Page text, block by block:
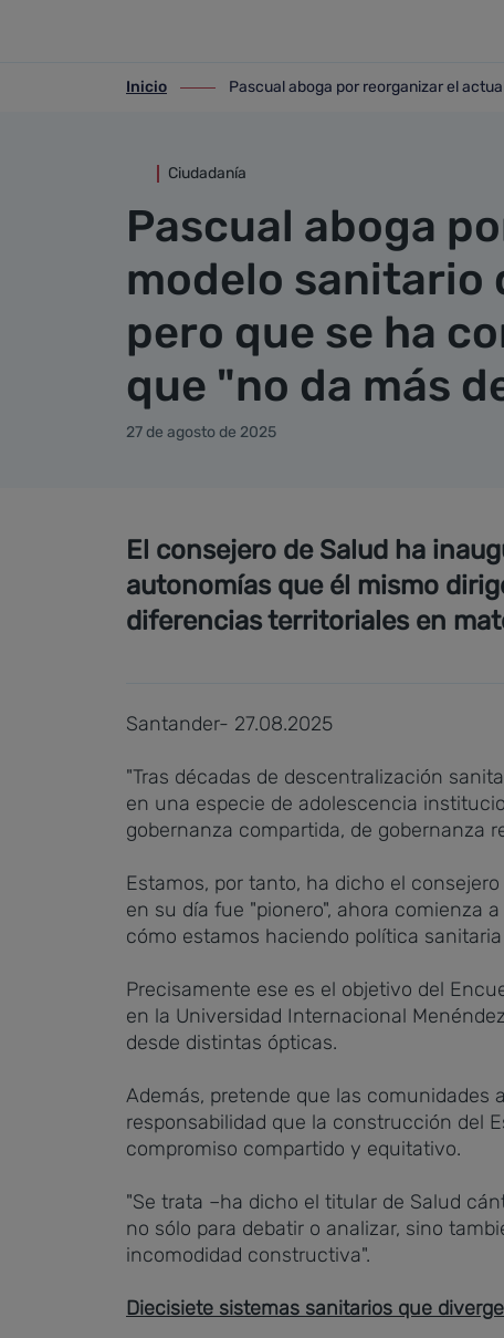
ir-a inicio
Inicio
ir-a Pascual aboga por reorganizar el
Pascual aboga por reorganizar el
Ciudadanía
Pascual aboga
modelo sanitario
pero que se ha
que "no da más
27 de agosto de 2025
El consejero de Salud ha
autonomías que él mismo
diferencias territoriales en
Santander- 27.08.2025
"Tras décadas de descentralización
en una especie de adolescencia
gobernanza compartida, de gobernanza
Estamos, por tanto, ha dicho el
en su día fue "pionero", ahora comienza
cómo estamos haciendo política
Precisamente ese es el objetivo del
en la Universidad Internacional
desde distintas ópticas.
Además, pretende que las
responsabilidad que la construcción del
compromiso compartido y equitativo.
"Se trata –ha dicho el titular de Salud
no sólo para debatir o analizar, sino
incomodidad constructiva".
Diecisiete sistemas sanitarios que